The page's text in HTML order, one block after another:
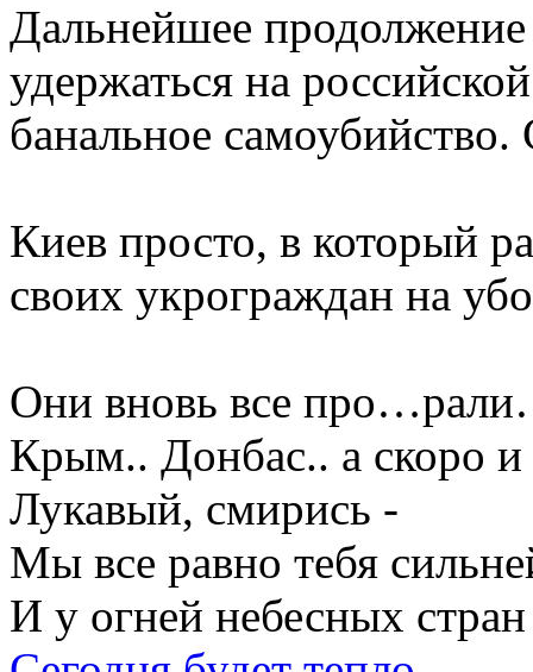
Дальнейшее продолжение
удержаться на
банальное
Киев просто, в который
своих укрограждан на
Они вновь все
Крым.. Донбас.. а скоро
Лукавый, смирись -
Мы все равно тебя
И у огней небесных стран